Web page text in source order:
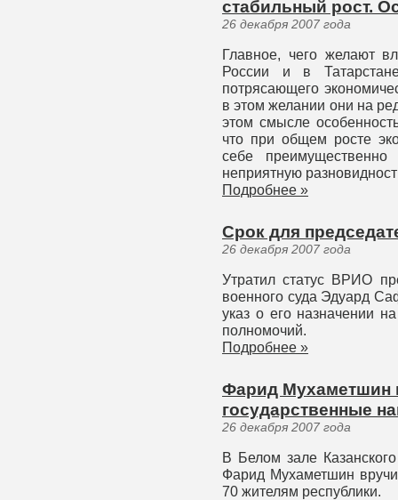
стабильный рост.
26 декабря 2007 года
Главное, чего желают
России и в
потрясающего
в этом желании они на
этом смысле
что при общем росте
себе
неприятную
Подробнее »
Срок для
26 декабря 2007 года
Утратил статус ВРИО
военного суда Эдуард
указ о его назначении
полномочий.
Подробнее »
Фарид Мухаметшин
государственные
26 декабря 2007 года
В Белом зале
Фарид Мухаметшин
70 жителям республики.